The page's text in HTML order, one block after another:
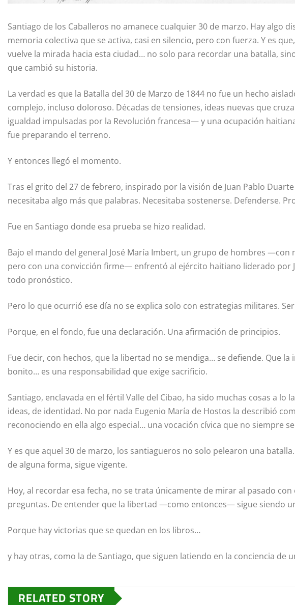
Santiago de los Caballeros no amanece cualquier 30 de marzo. Hay algo
memoria colectiva que se activa, casi en silencio, pero con fuerza. Y es
vuelve la mirada hacia esta ciudad… no solo para recordar una batalla,
que cambió su historia.
La verdad es que la Batalla del 30 de Marzo de 1844 no fue un hecho
complejo, incluso doloroso. Décadas de tensiones, ideas nuevas que
igualdad impulsadas por la Revolución francesa— y una ocupación
fue preparando el terreno.
Y entonces llegó el momento.
Tras el grito del 27 de febrero, inspirado por la visión de Juan Pablo
necesitaba algo más que palabras. Necesitaba sostenerse. Defenderse.
Fue en Santiago donde esa prueba se hizo realidad.
Bajo el mando del general José María Imbert, un grupo de hombres
pero con una convicción firme— enfrentó al ejército haitiano liderado por
todo pronóstico.
Pero lo que ocurrió ese día no se explica solo con estrategias militares.
Porque, en el fondo, fue una declaración. Una afirmación de principios.
Fue decir, con hechos, que la libertad no se mendiga… se defiende. Que
bonito… es una responsabilidad que exige sacrificio.
Santiago, enclavada en el fértil Valle del Cibao, ha sido muchas cosas a
ideas, de identidad. No por nada Eugenio María de Hostos la describió
reconociendo en ella algo especial… una vocación cívica que no siempre
Y es que aquel 30 de marzo, los santiagueros no solo pelearon una
de alguna forma, sigue vigente.
Hoy, al recordar esa fecha, no se trata únicamente de mirar al pasado
preguntas. De entender que la libertad —como entonces— sigue siendo
Porque hay victorias que se quedan en los libros…
y hay otras, como la de Santiago, que siguen latiendo en la conciencia de
RELATED STORY